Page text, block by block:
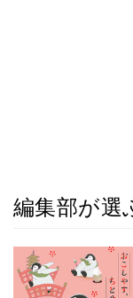
編集部が選